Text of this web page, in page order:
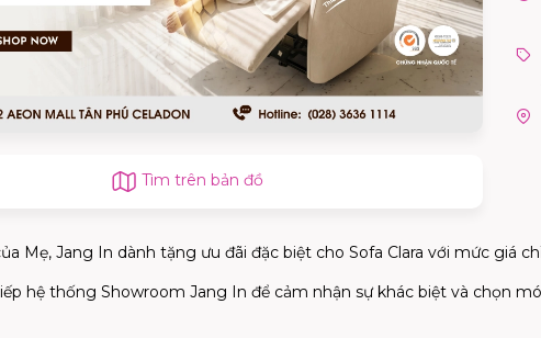
Tìm trên bản đồ
Mẹ, Jang In dành tặng ưu đãi đặc biệt cho Sofa Clara với mức giá
hệ thống Showroom Jang In để cảm nhận sự khác biệt và chọn